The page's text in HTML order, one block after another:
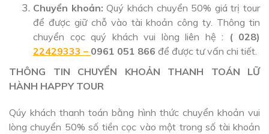
Chuyển khoản: Quý khách chuyển 50% giá trị tour
để được giữ chỗ vào tài khoản công ty. Thông tin
chuyển cọc quý khách vui lòng liên hệ : ( 028)
22429333 – 0961 051 866 để được tư vấn chi tiết.
THÔNG TIN CHUYỂN KHOẢN THANH TOÁN LỮ
HÀNH HAPPY TOUR
Qúy khách thanh toán bằng hình thức chuyển khoản vui
lòng chuyển 50% số tiền cọc vào một trong số tài khoản